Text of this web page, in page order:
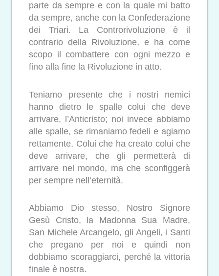
parte da sempre e con la quale mi batto
da sempre, anche con la Confederazione
dei Triari. La Controrivoluzione è il
contrario della Rivoluzione, e ha come
scopo il combattere con ogni mezzo e
fino alla fine la Rivoluzione in atto.
Teniamo presente che i nostri nemici
hanno dietro le spalle colui che deve
arrivare, l’Anticristo; noi invece abbiamo
alle spalle, se rimaniamo fedeli e agiamo
rettamente, Colui che ha creato colui che
deve arrivare, che gli permetterà di
arrivare nel mondo, ma che sconfiggerà
per sempre nell’eternità.
Abbiamo Dio stesso, Nostro Signore
Gesù Cristo, la Madonna Sua Madre,
San Michele Arcangelo, gli Angeli, i Santi
che pregano per noi e quindi non
dobbiamo scoraggiarci, perché la vittoria
finale è nostra.